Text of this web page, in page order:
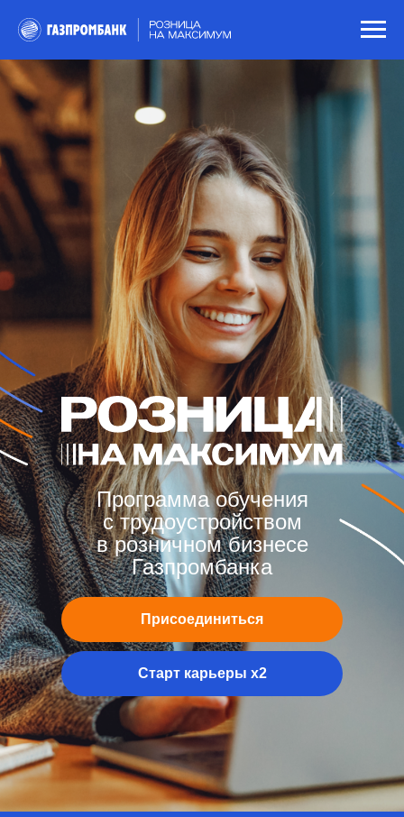
Программа обучения
с трудоустройством
в розничном бизнесе
Газпромбанка
Присоединиться
Старт карьеры х2